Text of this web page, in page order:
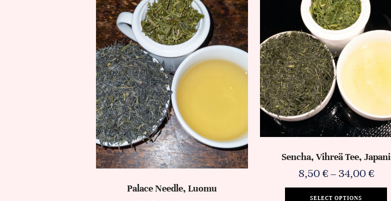
Palace Needle, Luomu
Sencha, Vihreä Tee, Japani
8,50€ – 34,00€
SELECT OPTIONS